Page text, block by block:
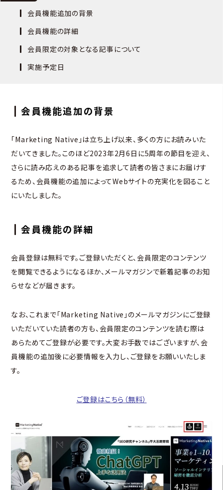
会員機能追加の背景
会員機能の詳細
会員限定の対象となる記事について
実施予定日
会員機能追加の背景
「Marketing Native」は立ち上げ以来、多くの方にお読みいた
だいてきました。このほど2023年2月6日に5周年の節目を迎え、
さらに読み応えのある記事を追求して読者の皆さまにお届けす
るため、会員機能の追加によってWebサイトの充実化を図ること
にいたしました。
会員機能の詳細
会員登録は無料です。ご登録いただくと、会員限定のコンテンツ
を閲覧できるようになるほか、メールマガジンで新着記事のお知
らせなどが届きます。
なお、これまで「Marketing Native」のメールマガジンにご登録
いただいていた読者の方も、会員限定のコンテンツを読む際は
あらためてご登録が必要です。大変お手数ではございますが、会
員機能の追加後に必要情報を入力し、ご登録をお願いいたしま
す。
ご登録はこちら（無料）